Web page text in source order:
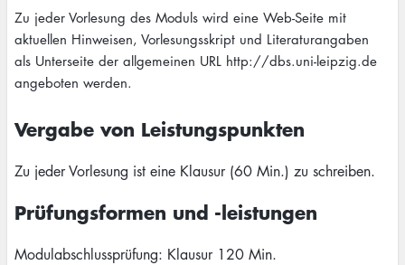
Zu jeder Vorlesung des Moduls wird eine Web-Seite mit
aktuellen Hinweisen, Vorlesungsskript und Literaturangaben
als Unterseite der allgemeinen URL http://dbs.uni-leipzig.de
angeboten werden.
Vergabe von Leistungspunkten
Zu jeder Vorlesung ist eine Klausur (60 Min.) zu schreiben.
Prüfungsformen und -leistungen
Modulabschlussprüfung: Klausur 120 Min.